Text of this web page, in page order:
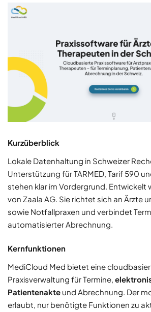
Kurzüberblick
Lokale Datenhaltung in Schweizer
Unterstützung für TARMED, Tarif 590
stehen klar im Vordergrund. Entwickelt
von Zaala AG. Sie richtet sich an Ärzte
sowie Notfallpraxen und verbindet
automatisierter Abrechnung.
Kernfunktionen
MediCloud Med bietet eine
Praxisverwaltung für Termine,
Patientenakte und Abrechnung. Der
erlaubt, nur benötigte Funktionen zu